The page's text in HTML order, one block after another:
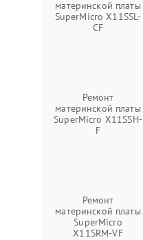
материнской платы
SuperMicro X11SSL-
CF
Ремонт
материнской платы
SuperMicro X11SSH-
F
Ремонт
материнской платы
SuperMicro
X11SRM-VF